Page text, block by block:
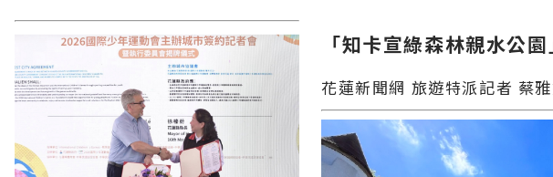
秀林鄉
「知卡宣綠森林親水公
花蓮新聞網 旅遊特派記者 蔡